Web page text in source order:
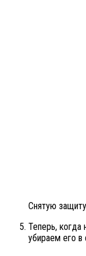
Снятую
Теперь, когда
убираем его в